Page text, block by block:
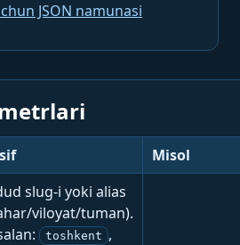
JSON namunasi
Misol
slug-i yoki alias
viloyat/tuman).
toshkent ,